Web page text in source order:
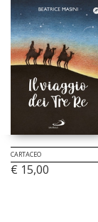
CARTACEO
€ 15,00